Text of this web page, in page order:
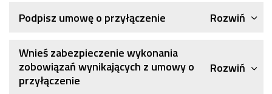
Podpisz umowę o przyłączenie Rozwiń
Wnieś zabezpieczenie wykonania
zobowiązań wynikających z umowy o
przyłączenie
Rozwiń